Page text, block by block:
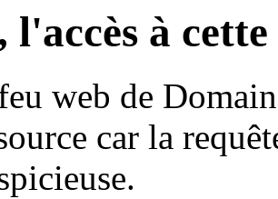
l'accès à
web de
car la